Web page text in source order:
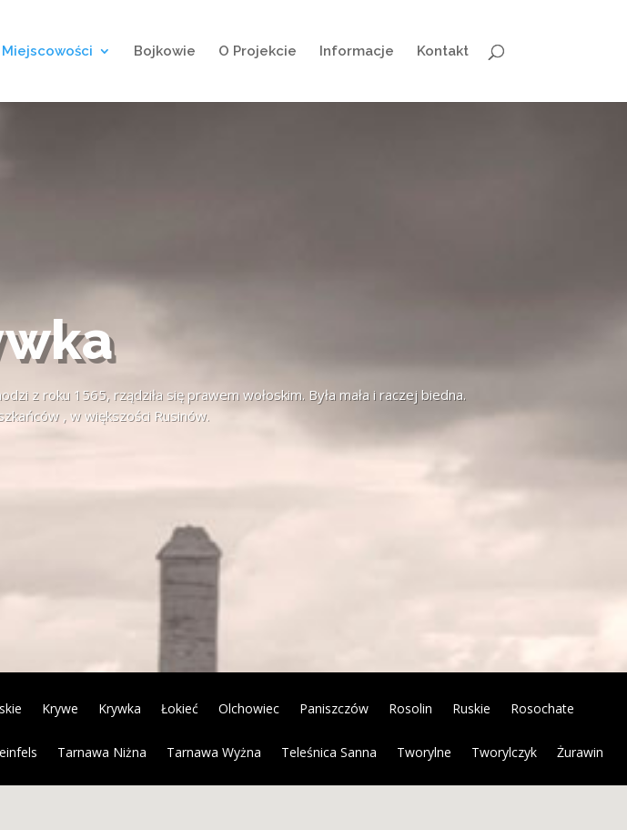
Miejscowości Bojkowie O Projekcie Informacje Kontakt
z roku 1565, rządziła się prawem wołoskim. Była mała i raczej biedna.
, w większości Rusinów.
Krywe Krywka Łokieć Olchowiec Paniszczów Rosolin Ruskie Rosochate
Tarnawa Niżna Tarnawa Wyżna Teleśnica Sanna Tworylne Tworylczyk Żurawin